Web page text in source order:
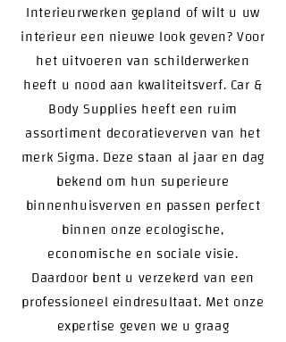
Interieurwerken gepland of wilt u uw
interieur een nieuwe look geven? Voor
het uitvoeren van schilderwerken
heeft u nood aan kwaliteitsverf. Car &
Body Supplies heeft een ruim
assortiment decoratieverven van het
merk Sigma. Deze staan al jaar en dag
bekend om hun superieure
binnenhuisverven en passen perfect
binnen onze ecologische,
economische en sociale visie.
Daardoor bent u verzekerd van een
professioneel eindresultaat. Met onze
expertise geven we u graag